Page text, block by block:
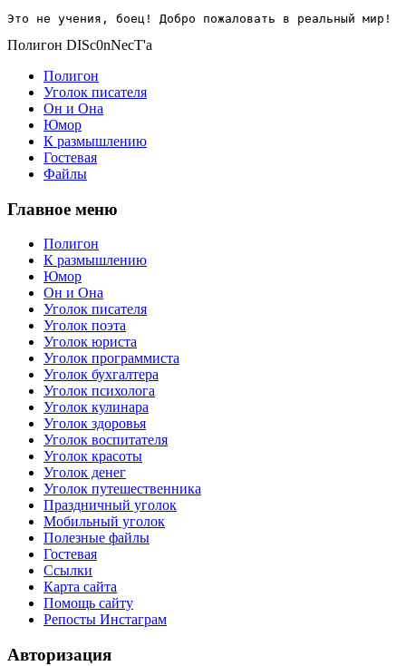
Это не учения, боец! Добро пожаловать в реальный мир!
Полигон DISc0nNecT'a
Полигон
Уголок писателя
Он и Она
Юмор
К размышлению
Гостевая
Файлы
Главное меню
Полигон
К размышлению
Юмор
Он и Она
Уголок писателя
Уголок поэта
Уголок юриста
Уголок программиста
Уголок бухгалтера
Уголок психолога
Уголок кулинара
Уголок здоровья
Уголок воспитателя
Уголок красоты
Уголок денег
Уголок путешественника
Праздничный уголок
Мобильный уголок
Полезные файлы
Гостевая
Ссылки
Карта сайта
Помощь сайту
Репосты Инстаграм
Авторизация